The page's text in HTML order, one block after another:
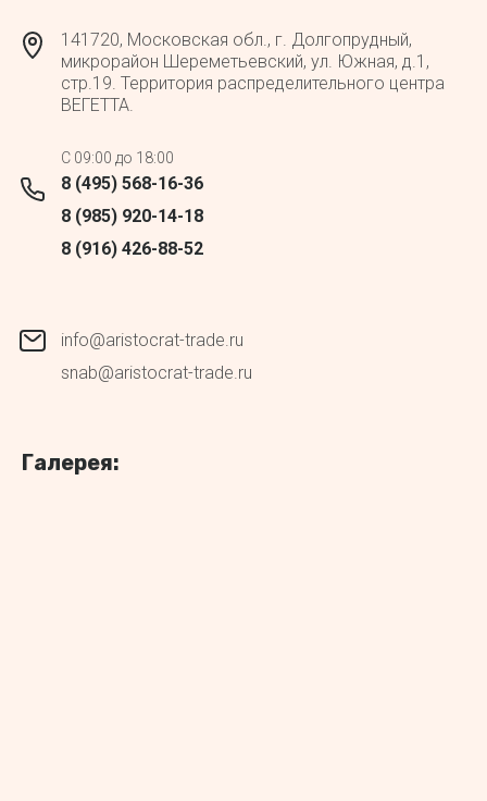
141720, Московская обл., г. Долгопрудный,
микрорайон Шереметьевский, ул. Южная, д.1,
стр.19. Территория распределительного центра
ВЕГЕТТА.
C 09:00 до 18:00
8 (495) 568-16-36
8 (985) 920-14-18
8 (916) 426-88-52
info@aristocrat-trade.ru
snab@aristocrat-trade.ru
Галерея: